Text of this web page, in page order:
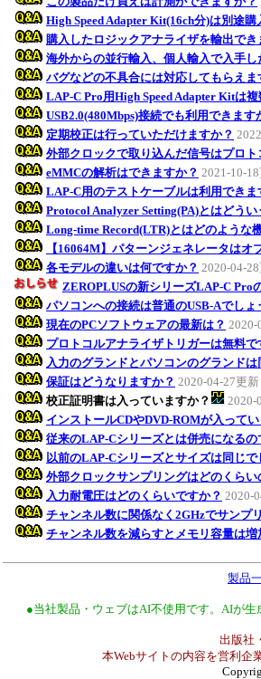
High Speed Adapter Kit(16ch分)は別途
購入したロジックアナライザを輸出でき
海外からの並行輸入、個人輸入で入手
バグなどの不具合には対応してもらえま
LAP-C Pro用High Speed Adapter Kitは
USB2.0(480Mbps)接続でも利用できます
定期校正は行っていただけますか？
外部クロックで取り込んだ信号はプロト
eMMCの解析はできますか？ 2021-10-
LAP-C用のテストケーブルは利用できま
Protocol Analyzer Setting(PA)とはどうい
Long-time Record(LTR)とはどのような
【16064M】パターンジェネレータは
各モデルの違いは何ですか？ 2020-04-
ZEROPLUSの新シリーズLAP-C Pro
パソコンへの接続は普通のUSB-Aでしょ
現在のPCソフトウェアの最新は？ 2020-
プロトコルアナライザトリガーは無料で
入力のグランドとパソコンのグランドは
保証はどうなりますか？ 2020-04-27更新
校正証明書は入っていますか？
2020-
インストールCDやDVD-ROMが入ってい
従来のLAP-Cシリーズとは併売になるの
以前のLAP-Cシリーズとサイズは同じで
外部クロックサンプリングはどのくら
入力耐電圧はどのくらいですか？ 2020-
チャンネル数に関係なく2GHzでサンプ
チャンネル数を減らすとメモリ容量は増
製品
●当社製品・ウェブはAI不使用です。AIが
出版社
本Webサイトの内容を営利企